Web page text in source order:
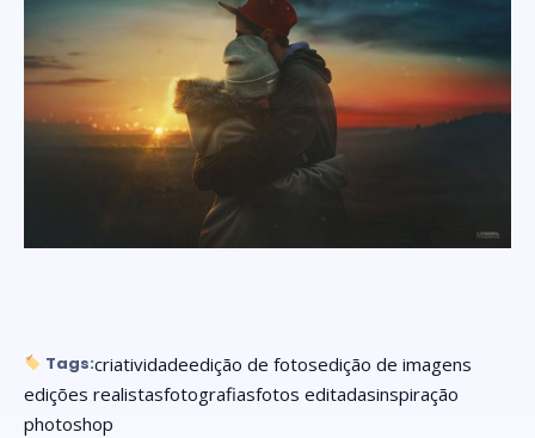
Tags:criatividadeedição de fotosedição de imagens
edições realistasfotografiasfotos editadasinspiração
photoshop